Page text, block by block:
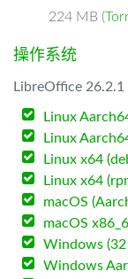
224 MB (
操作系统
LibreOffice
Linux
Linux
Linux x64
Linux x64
macOS
macOS
Windows
Windows